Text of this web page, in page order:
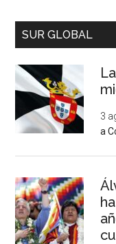
SUR GLOBAL
3
a